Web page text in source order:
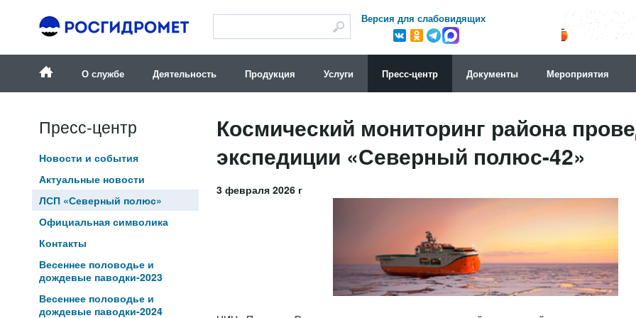
Версия для слабовидящих
О службе Деятельность Продукция Услуги Пресс-центр Документы Мероприятия
Пресс-центр
Новости и события
Актуальные новости
ЛСП «Северный полюс»
Официальная символика
Контакты
Весеннее половодье и
дождевые паводки-2023
Весеннее половодье и
дождевые паводки-2024
Космический мониторинг района
экспедиции «Северный полюс-42»
3 февраля 2026 г